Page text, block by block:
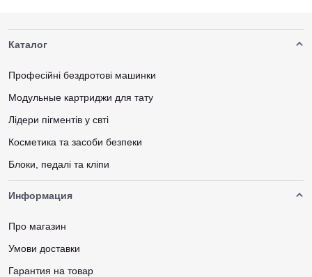
Каталог
Професійні бездротові машинки
Модульные картриджи для тату
Лідери пігментів у свті
Косметика та засоби безпеки
Блоки, педалі та кліпи
Информация
Про магазин
Умови доставки
Гарантия на товар